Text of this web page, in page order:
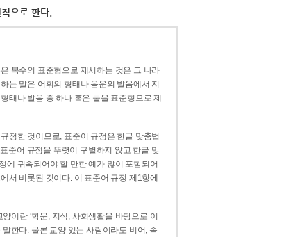
으로 한다.
복수의 표준형으로 제시하는 것은 그 나라
는 말은 어휘의 형태나 음운의 발음에서 지
태나 발음 중 하나 혹은 둘을 표준형으로 제
정한 것이므로, 표준어 규정은 한글 맞춤법
준어 규정을 뚜렷이 구별하지 않고 한글 맞
에 귀속되어야 할 만한 예가 많이 포함되어
서 비롯된 것이다. 이 표준어 규정 제1항에
이란 ‘학문, 지식, 사회생활을 바탕으로 이
한다. 물론 교양 있는 사람이라도 비어, 속